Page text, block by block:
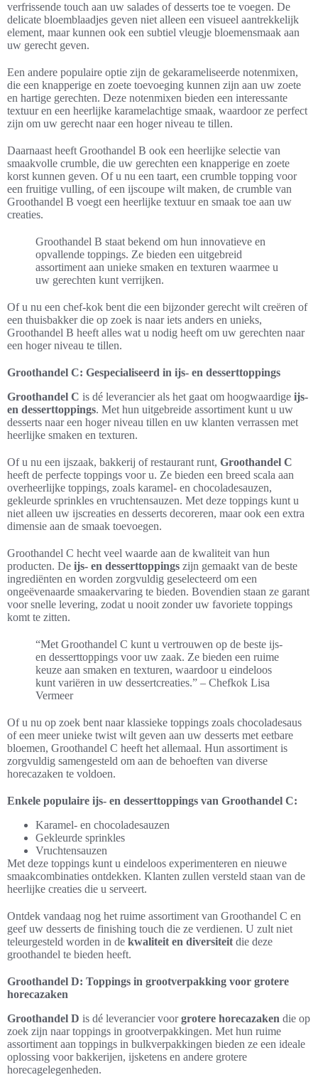
verfrissende touch aan uw salades of desserts toe te voegen. De
delicate bloemblaadjes geven niet alleen een visueel aantrekkelijk
element, maar kunnen ook een subtiel vleugje bloemensmaak aan
uw gerecht geven.
Een andere populaire optie zijn de gekarameliseerde notenmixen,
die een knapperige en zoete toevoeging kunnen zijn aan uw zoete
en hartige gerechten. Deze notenmixen bieden een interessante
textuur en een heerlijke karamelachtige smaak, waardoor ze perfect
zijn om uw gerecht naar een hoger niveau te tillen.
Daarnaast heeft Groothandel B ook een heerlijke selectie van
smaakvolle crumble, die uw gerechten een knapperige en zoete
korst kunnen geven. Of u nu een taart, een crumble topping voor
een fruitige vulling, of een ijscoupe wilt maken, de crumble van
Groothandel B voegt een heerlijke textuur en smaak toe aan uw
creaties.
Groothandel B staat bekend om hun innovatieve en
opvallende toppings. Ze bieden een uitgebreid
assortiment aan unieke smaken en texturen waarmee u
uw gerechten kunt verrijken.
Of u nu een chef-kok bent die een bijzonder gerecht wilt creëren of
een thuisbakker die op zoek is naar iets anders en unieks,
Groothandel B heeft alles wat u nodig heeft om uw gerechten naar
een hoger niveau te tillen.
Groothandel C: Gespecialiseerd in ijs- en desserttoppings
Groothandel C is dé leverancier als het gaat om hoogwaardige ijs-
en desserttoppings. Met hun uitgebreide assortiment kunt u uw
desserts naar een hoger niveau tillen en uw klanten verrassen met
heerlijke smaken en texturen.
Of u nu een ijszaak, bakkerij of restaurant runt, Groothandel C
heeft de perfecte toppings voor u. Ze bieden een breed scala aan
overheerlijke toppings, zoals karamel- en chocoladesauzen,
gekleurde sprinkles en vruchtensauzen. Met deze toppings kunt u
niet alleen uw ijscreaties en desserts decoreren, maar ook een extra
dimensie aan de smaak toevoegen.
Groothandel C hecht veel waarde aan de kwaliteit van hun
producten. De ijs- en desserttoppings zijn gemaakt van de beste
ingrediënten en worden zorgvuldig geselecteerd om een
ongeëvenaarde smaakervaring te bieden. Bovendien staan ze garant
voor snelle levering, zodat u nooit zonder uw favoriete toppings
komt te zitten.
“Met Groothandel C kunt u vertrouwen op de beste ijs-
en desserttoppings voor uw zaak. Ze bieden een ruime
keuze aan smaken en texturen, waardoor u eindeloos
kunt variëren in uw dessertcreaties.” – Chefkok Lisa
Vermeer
Of u nu op zoek bent naar klassieke toppings zoals chocoladesaus
of een meer unieke twist wilt geven aan uw desserts met eetbare
bloemen, Groothandel C heeft het allemaal. Hun assortiment is
zorgvuldig samengesteld om aan de behoeften van diverse
horecazaken te voldoen.
Enkele populaire ijs- en desserttoppings van Groothandel C:
Karamel- en chocoladesauzen
Gekleurde sprinkles
Vruchtensauzen
Met deze toppings kunt u eindeloos experimenteren en nieuwe
smaakcombinaties ontdekken. Klanten zullen versteld staan van de
heerlijke creaties die u serveert.
Ontdek vandaag nog het ruime assortiment van Groothandel C en
geef uw desserts de finishing touch die ze verdienen. U zult niet
teleurgesteld worden in de kwaliteit en diversiteit die deze
groothandel te bieden heeft.
Groothandel D: Toppings in grootverpakking voor grotere
horecazaken
Groothandel D is dé leverancier voorgrotere horecazaken die op
zoek zijn naar toppings in grootverpakkingen. Met hun ruime
assortiment aan toppings in bulkverpakkingen bieden ze een ideale
oplossing voor bakkerijen, ijsketens en andere grotere
horecagelegenheden.